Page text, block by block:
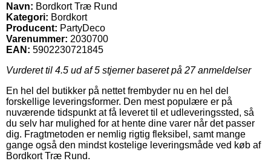
Navn: Bordkort Træ Rund
Kategori: Bordkort
Producent: PartyDeco
Varenummer: 2030700
EAN: 5902230721845
Vurderet til 4.5 ud af 5 stjerner baseret på 27anmeldelser
En hel del butikker på nettet frembyder nu en hel del
forskellige leveringsformer. Den mest populære er på
nuværende tidspunkt at få leveret til et udleveringssted, så
du selv har mulighed for at hente dine varer når det passer
dig. Fragtmetoden er nemlig rigtig fleksibel, samt mange
gange også den mindst kostelige leveringsmåde ved køb af
Bordkort Træ Rund.